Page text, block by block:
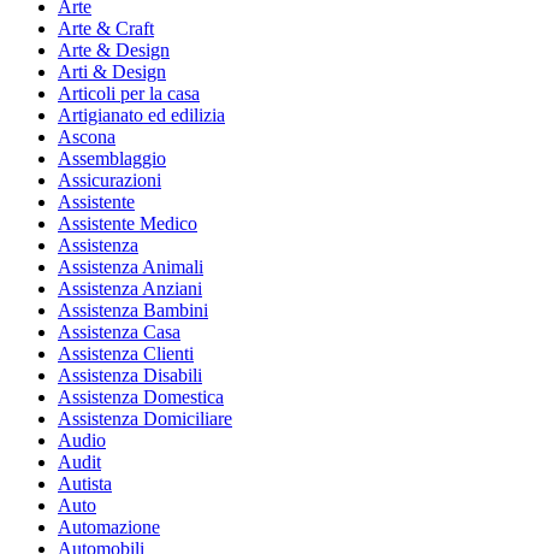
Arte
Arte & Craft
Arte & Design
Arti & Design
Articoli per la casa
Artigianato ed edilizia
Ascona
Assemblaggio
Assicurazioni
Assistente
Assistente Medico
Assistenza
Assistenza Animali
Assistenza Anziani
Assistenza Bambini
Assistenza Casa
Assistenza Clienti
Assistenza Disabili
Assistenza Domestica
Assistenza Domiciliare
Audio
Audit
Autista
Auto
Automazione
Automobili